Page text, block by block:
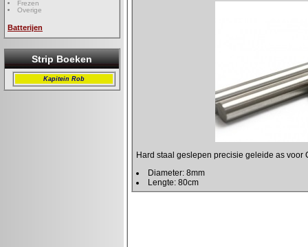
Frezen
Overige
Batterijen
Strip Boeken
Kapitein Rob